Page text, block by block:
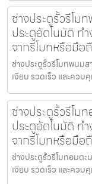
ช่างประตูรั้วรีโม
ประตูอัตโนมัติ ทำ
จากรีโมทหรือมือ
ช่างประตูรั้วรีโมทพนมส
เงียบ รวดเร็ว และคว
ช่างประตูรั้วรีโม
ประตูอัตโนมัติ ทำ
จากรีโมทหรือมือ
ช่างประตูรั้วรีโมทอมตะ
เงียบ รวดเร็ว และคว